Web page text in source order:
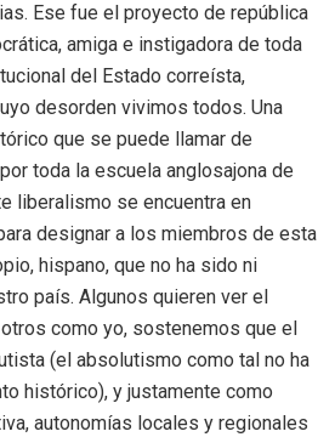
Ese fue el proyecto de república
amiga e instigadora de toda
del Estado correísta,
desorden vivimos todos. Una
que se puede llamar de
toda la escuela anglosajona de
liberalismo se encuentra en
designar a los miembros de esta
hispano, que no ha sido ni
país. Algunos quieren ver el
como yo, sostenemos que el
(el absolutismo como tal no ha
histórico), y justamente como
autonomías locales y regionales